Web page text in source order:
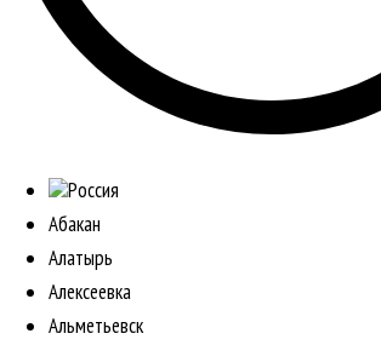
Россия
Абакан
Алатырь
Алексеевка
Альметьевск